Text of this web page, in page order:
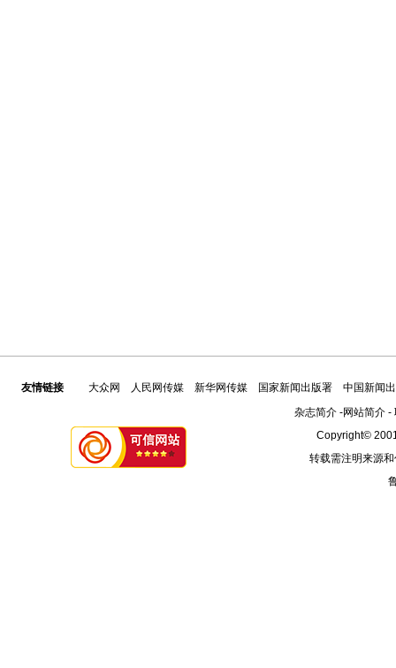
友情链接 大众网 人民网传媒 新华网传媒 国家新闻出版署
中国新闻
杂志简介-网站简介-
Copyright©
转载需注明来源